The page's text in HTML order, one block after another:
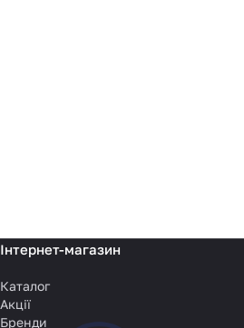
Інтернет-магазин
Каталог
Акції
Бренди